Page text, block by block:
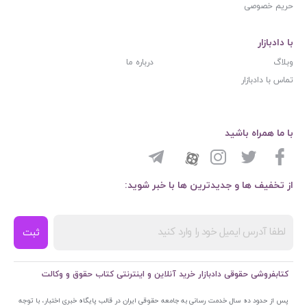
حریم خصوصی
با دادبازار
وبلاگ
درباره ما
تماس با دادبازار
از تخفیف ها و جدیدترین ها با خبر شوید:
ثبت
با ما همراه باشید
کتابفروشی حقوقی دادبازار خرید آنلاین و اینترنتی کتاب حقوق و وکالت
پس از حدود ده سال خدمت رسانی به جامعه حقوقی ایران در قالب پایگاه خبری اختبار، با توجه